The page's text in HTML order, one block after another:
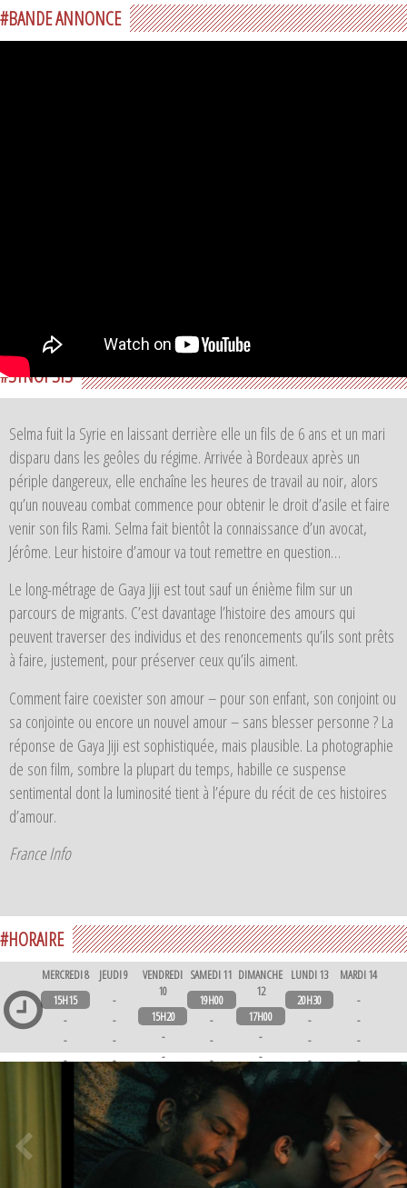
#BANDE ANNONCE
#SYNOPSIS
Selma fuit la Syrie en laissant derrière elle un fils de 6 ans et un mari
disparu dans les geôles du régime. Arrivée à Bordeaux après un
périple dangereux, elle enchaîne les heures de travail au noir, alors
qu’un nouveau combat commence pour obtenir le droit d’asile et faire
venir son fils Rami. Selma fait bientôt la connaissance d’un avocat,
Jérôme. Leur histoire d’amour va tout remettre en question…
Le long-métrage de Gaya Jiji est tout sauf un énième film sur un
parcours de migrants. C’est davantage l’histoire des amours qui
peuvent traverser des individus et des renoncements qu’ils sont prêts
à faire, justement, pour préserver ceux qu’ils aiment.
Comment faire coexister son amour – pour son enfant, son conjoint ou
sa conjointe ou encore un nouvel amour – sans blesser personne ? La
réponse de Gaya Jiji est sophistiquée, mais plausible. La photographie
de son film, sombre la plupart du temps, habille ce suspense
sentimental dont la luminosité tient à l’épure du récit de ces histoires
d’amour.
France Info
#HORAIRE
MERCREDI 8
15H15
-
-
-
JEUDI 9
-
-
-
-
-
-
VENDREDI
10
15H20
-
-
-
-
SAMEDI 11
19H00
-
-
-
-
DIMANCHE
12
17H00
-
-
LUNDI 13
20H30
-
-
-
MARDI 14
-
-
-
-